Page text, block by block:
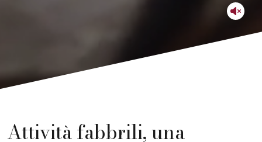
Attività fabbrili, una